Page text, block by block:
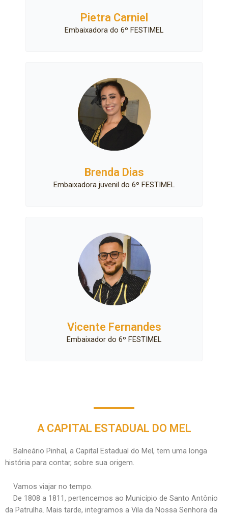
Pietra Carniel
Embaixadora do 6º FESTIMEL
Brenda Dias
Embaixadora juvenil do 6º FESTIMEL
Vicente Fernandes
Embaixador do 6º FESTIMEL
A CAPITAL ESTADUAL DO MEL
Balneário Pinhal, a Capital Estadual do Mel, tem uma longa
história para contar, sobre sua origem.
Vamos viajar no tempo.
De 1808 a 1811, pertencemos ao Municipio de Santo Antônio
da Patrulha. Mais tarde, integramos a Vila da Nossa Senhora da